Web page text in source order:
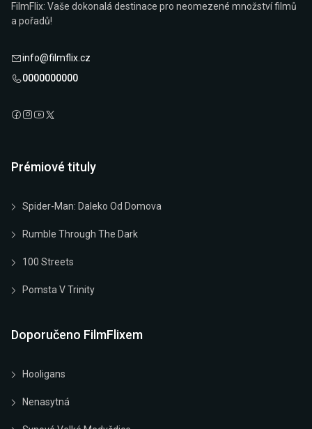
FilmFlix: Vaše dokonalá destinace pro neomezené množství filmů
a pořadů!
info@filmflix.cz
0000000000
Prémiové tituly
Spider-Man: Daleko Od Domova
Rumble Through The Dark
100 Streets
Pomsta V Trinity
Doporučeno FilmFlixem
Hooligans
Nenasytná